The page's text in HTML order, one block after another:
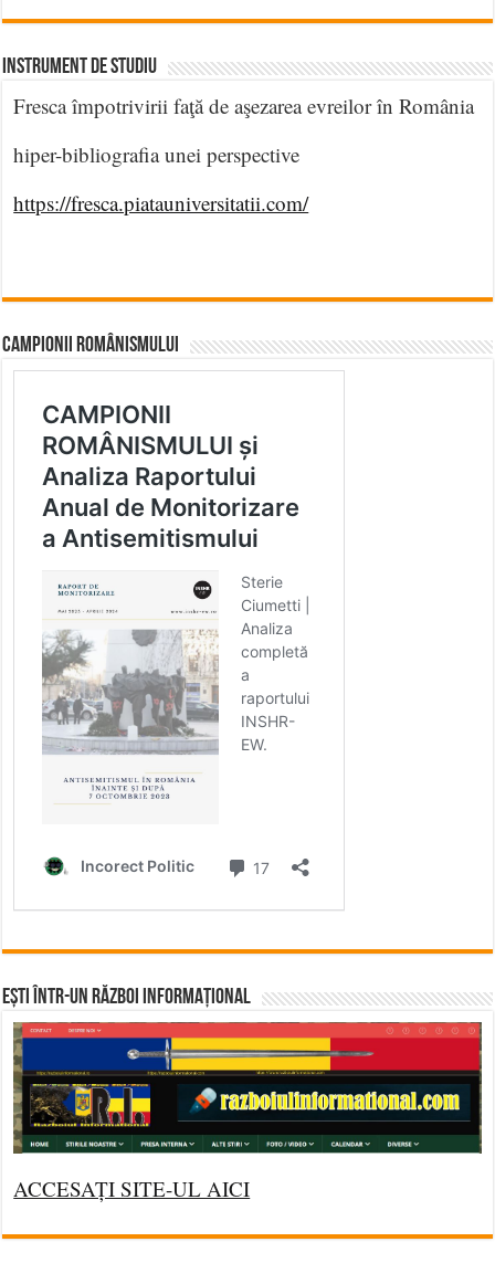
INSTRUMENT DE STUDIU
Fresca împotrivirii faţă de aşezarea evreilor în România
hiper-bibliografia unei perspective
https://fresca.piatauniversitatii.com/
CAMPIONII ROMÂNISMULUI
Ești într-un RĂZBOI INFORMAȚIONAL
ACCESAȚI SITE-UL AICI